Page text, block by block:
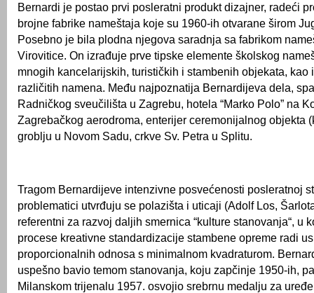
Bernardi je postao prvi posleratni produkt dizajner, radeći
brojne fabrike nameštaja koje su 1960-ih otvarane širom
Posebno je bila plodna njegova saradnja sa fabrikom
Virovitice. On izrađuje prve tipske elemente školskog
mnogih kancelarijskih, turističkih i stambenih objekata, kao
različitih namena. Među najpoznatija Bernardijeva dela,
Radničkog sveučilišta u Zagrebu, hotela “Marko Polo” na
Zagrebačkog aerodroma, enterijer ceremonijalnog objekta
groblju u Novom Sadu, crkve Sv. Petra u Splitu.
Tragom Bernardijeve intenzivne posvećenosti posleratnoj
problematici utvrđuju se polazišta i uticaji (Adolf Los,
referentni za razvoj daljih smernica “kulture stanovanja“, u
procese kreativne standardizacije stambene opreme radi
proporcionalnih odnosa s minimalnom kvadraturom.
uspešno bavio temom stanovanja, koju zapčinje 1950-ih,
Milanskom trijenalu 1957. osvojio srebrnu medalju za